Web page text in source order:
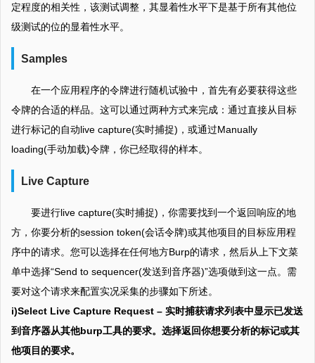
定程度的相关性，该测试调整，其显着性水平下是基于所有其他位
级测试的位的显着性水平。
Samples
在一个应用程序的令牌进行随机试验中，首先有必要获得这些
令牌的合适的样品。这可以通过两种方式来完成：通过直接从目标
进行标记的自动live capture(实时捕捉)，或通过Manually
loading(手动加载)令牌，你已经取得的样本。
Live Capture
要进行live capture(实时捕捉)，你需要找到一个返回响应的地
方，你要分析的session token(会话令牌)或其他项目的目标应用程
序中的请求。您可以选择在任何地方Burp的请求，然后从上下文菜
单中选择“Send to sequencer(发送到音序器)”选项做到这一点。需
要对这个请求来配置实况采集的步骤如下所述。
i)Select Live Capture Request – 实时捕获请求列表中显示已发送
到音序器从其他burp工具的要求。选择返回你想要分析的标记或其
他项目的要求。